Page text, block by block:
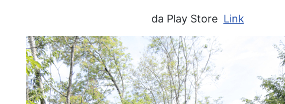
da Play Store Link